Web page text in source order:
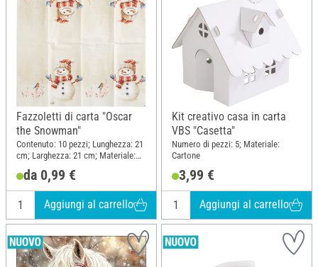
Fazzoletti di carta "Oscar
the Snowman"
Contenuto: 10 pezzi; Lunghezza: 21
cm; Larghezza: 21 cm; Materiale:
Carta
da 0,99 €
Aggiungi al carrello
Kit creativo casa in carta
VBS "Casetta"
Numero di pezzi: 5; Materiale:
Cartone
3,99 €
Aggiungi al carrello